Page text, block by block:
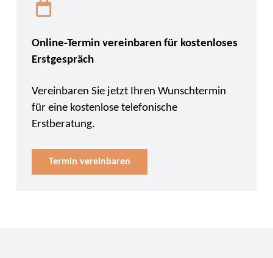
Online-Termin vereinbaren für kostenloses
Erstgespräch
Vereinbaren Sie jetzt Ihren Wunschtermin
für eine kostenlose telefonische
Erstberatung.
Termin vereinbaren